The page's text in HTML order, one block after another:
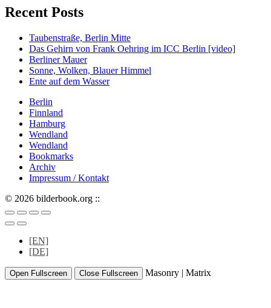
Recent Posts
Taubenstraße, Berlin Mitte
Das Gehirn von Frank Oehring im ICC Berlin [video]
Berliner Mauer
Sonne, Wolken, Blauer Himmel
Ente auf dem Wasser
Berlin
Finnland
Hamburg
Wendland
Wendland
Bookmarks
Archiv
Impressum / Kontakt
© 2026 bilderbook.org ::
[EN]
[DE]
Open Fullscreen Close Fullscreen Masonry | Matrix